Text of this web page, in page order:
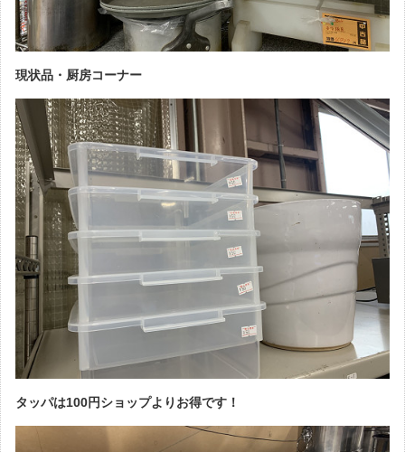
現状品・厨房コーナー
タッパは100円ショップよりお得です！